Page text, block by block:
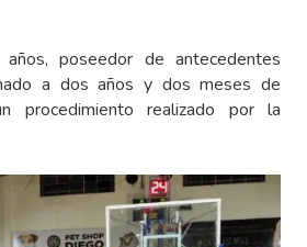
poseedor de antecedentes
a dos años y dos meses de
procedimiento realizado por la